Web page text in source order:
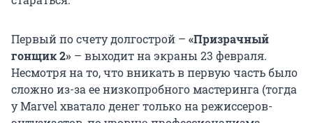
Первый по счету долгострой – «Призрачный
гонщик 2» – выходит на экраны 23 февраля.
Несмотря на то, что вникать в первую часть было
сложно из-за ее низкопробного мастеринга (тогда
у Marvel хватало денег только на режиссеров-